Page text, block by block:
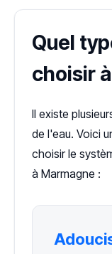
Quel
choisir
Il existe
de l'eau. Voici
choisir le
à Marmagne :